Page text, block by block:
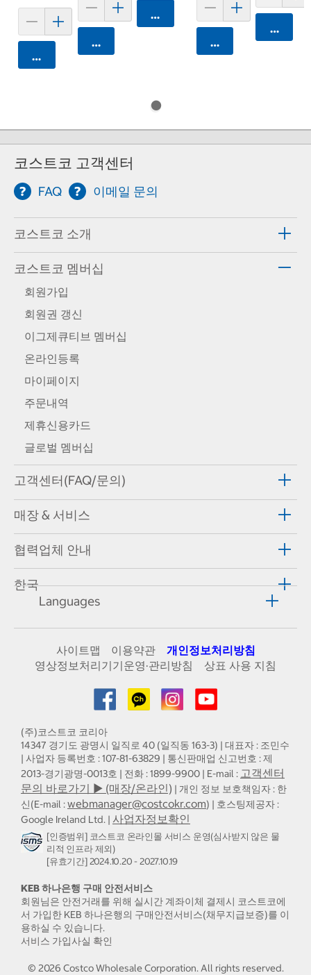
카트에 담기
카트에 담기
카트에 담기
카트에 담기
카트에
코스트코 고객센터
FAQ 이메일 문의
코스트코 소개
코스트코 멤버십
회원가입
회원권 갱신
이그제큐티브 멤버십
온라인등록
마이페이지
주문내역
제휴신용카드
글로벌 멤버십
고객센터(FAQ/문의)
매장 & 서비스
협력업체 안내
한국
Languages
사이트맵 이용약관
개인정보처리방침
영상정보처리기기운영·관리방침
상표 사용 지침
(주)코스트코 코리아
14347 경기도 광명시 일직로 40 (일직동 163-3) | 대표자 : 조민수
| 사업자 등록번호 : 107-81-63829 | 통신판매업 신고번호 : 제
2013-경기광명-0013호 | 전화 : 1899-9900 | E-mail : 고객센터
문의 바로가기 ▶ (매장/온라인) | 개인 정보 보호책임자 : 한
신(E-mail :webmanager@costcokr.com) | 호스팅제공자 :
Google Ireland Ltd. | 사업자정보확인
[인증범위] 코스트코 온라인몰 서비스 운영(심사받지 않은 물
리적 인프라 제외)
[유효기간] 2024.10.20 - 2027.10.19
KEB 하나은행 구매 안전서비스
회원님은 안전거래를 위해 실시간 계좌이체 결제시 코스트코에
서 가입한 KEB 하나은행의 구매안전서비스(채무지급보증)를 이
용하실 수 있습니다.
서비스 가입사실 확인
© 2026 Costco Wholesale Corporation.All rights reserved.